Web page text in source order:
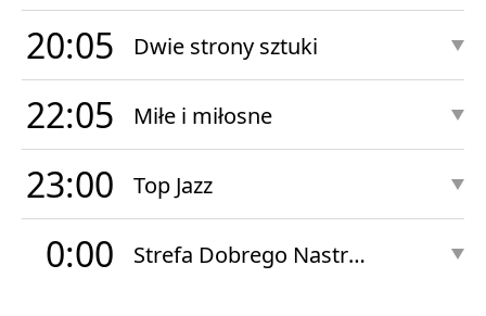
20:05 Dwie strony sztuki
22:05 Miłe i miłosne
23:00 Top Jazz
0:00 Strefa Dobrego Nastroju Nocą